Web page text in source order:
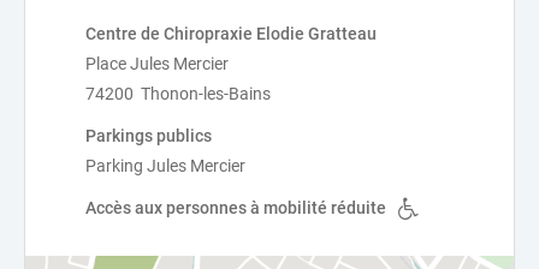
Centre de Chiropraxie Elodie Gratteau
Place Jules Mercier
74200 Thonon-les-Bains
Parkings publics
Parking Jules Mercier
Accès aux personnes à mobilité réduite